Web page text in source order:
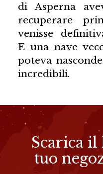
di Asperna
recuperare
venisse
E una nave
poteva
incredibili.
Scarica
tuo